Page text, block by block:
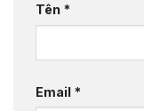
Tên *
Email *